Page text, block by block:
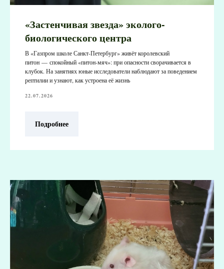
«Застенчивая звезда» эколого-
биологического центра
В «Газпром школе Санкт‑Петербург» живёт королевский
питон — спокойный «питон‑мяч»: при опасности сворачивается в
клубок. На занятиях юные исследователи наблюдают за поведением
рептилии и узнают, как устроена её жизнь
22.07.2026
Подробнее